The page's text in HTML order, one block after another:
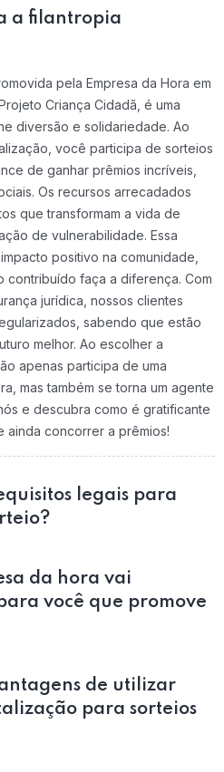
a filantropia
pela Empresa da Hora em
Criança Cidadã, é uma
diversão e solidariedade. Ao
você participa de sorteios
de ganhar prêmios incríveis,
Os recursos arrecadados
que transformam a vida de
de vulnerabilidade. Essa
positivo na comunidade,
contribuído faça a diferença. Com
jurídica, nossos clientes
sabendo que estão
melhor. Ao escolher a
apenas participa de uma
mas também se torna um agente
e descubra como é gratificante
concorrer a prêmios!
legais para
da hora vai
você que promove
de utilizar
para sorteios